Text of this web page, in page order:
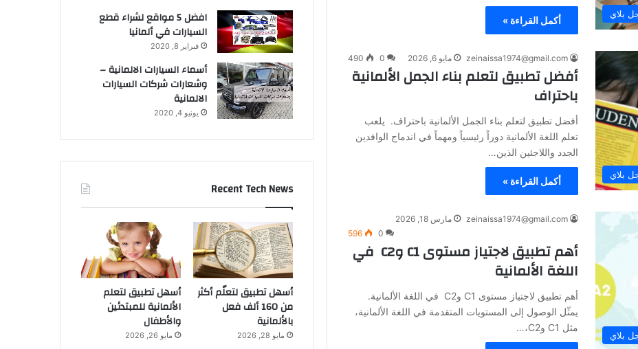
بلاي
أكمل القراءة »
بلاي
zeinaissa1974@gmail.com مايو 6, 2026 0
490
أفضل تطبيق لتعلم بناء الجمل الألمانية
باحتراف
أفضل تطبيق لتعلم بناء الجمل الألمانية باحتراف. يلعب
تعلم اللغة الألمانية دوراً رئيسياً ومهماً في اندماج الوافدين
الجدد واللاجئين الذين…
أكمل القراءة »
بلاي
zeinaissa1974@gmail.com
مارس 18, 2026
0
596
أهم تطبيق لاجتياز مستوى C1 وC2 في
اللغة الألمانية
أهم تطبيق لاجتياز مستوى C1 وC2 في اللغة الألمانية.
يمثّل الوصول إلى المستويات المتقدمة في اللغة الألمانية،
مثل C1 وC2،…
افضل 5 مواقع لشراء قطع
السيارات في ألمانيا
فبراير 8, 2020
أسماء السيارات الالمانية –
وشعارات شركات السيارات
الالمانية
يونيو 4, 2020
Recent Tech News
أسهل تطبيق لتعلّم أكثر
من 160 ألف فعل
بالألمانية
مايو 28, 2026
أسهل تطبيق لتعلم
الألمانية للمبتدئين
والأطفال
مايو 26, 2026